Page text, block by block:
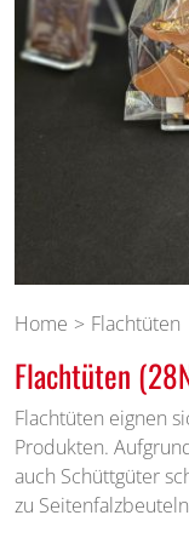
Home Flachtüten
Flachtüten
Flachtüten eignen
Produkten.
auch Schüttgüter
zu